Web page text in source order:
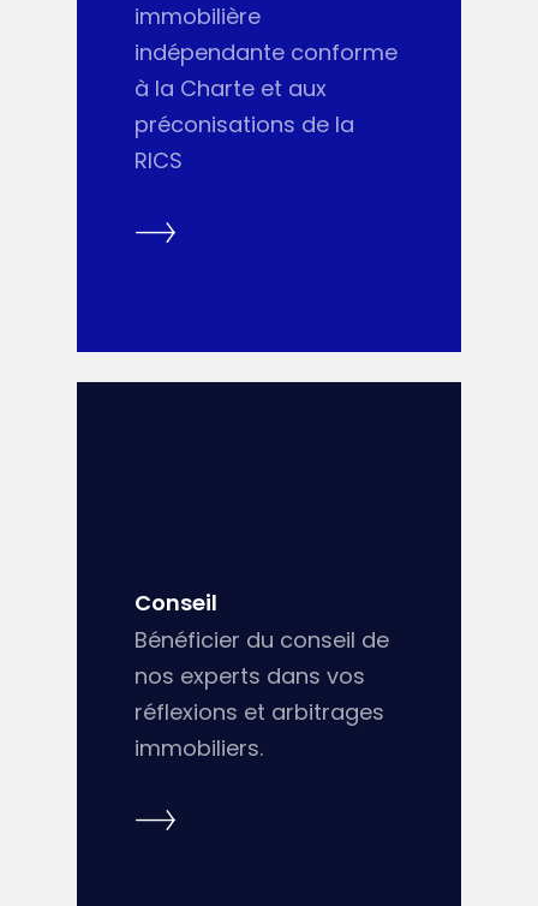
immobilière
indépendante conforme
à la Charte et aux
préconisations de la
RICS
Conseil
Bénéficier du conseil de
nos experts dans vos
réflexions et arbitrages
immobiliers.